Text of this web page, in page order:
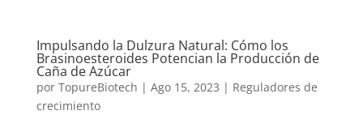
Impulsando la Dulzura Natural: Cómo los
Brasinoesteroides Potencian la Producción de
Caña de Azúcar
por TopureBiotech | Ago 15, 2023 | Reguladores de
crecimiento